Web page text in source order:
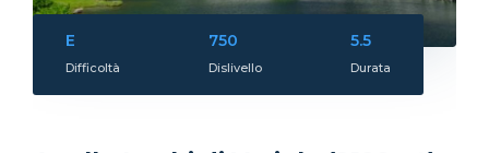
Difficoltà
E
Dislivello
750
Durata
5.5